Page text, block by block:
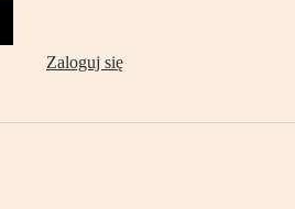
Zaloguj się